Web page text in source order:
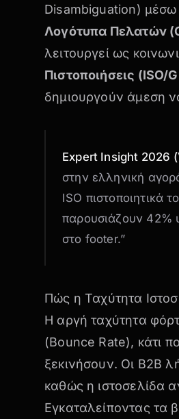
Disambiguation)
Λογότυπα Πελατών
λειτουργεί ως
Πιστοποιήσεις (ISO/
δημιουργούν άμεση
Expert Insight 2026
στην ελληνική
ISO πιστοποιητικά
παρουσιάζουν 42%
στο footer.”
Πώς η Ταχύτητα
Η αργή ταχύτητα
(Bounce Rate), κάτι
ξεκινήσουν. Οι B2B
καθώς η ιστοσελίδα
Εγκαταλείποντας τα